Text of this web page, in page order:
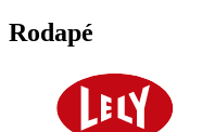
Rodapé